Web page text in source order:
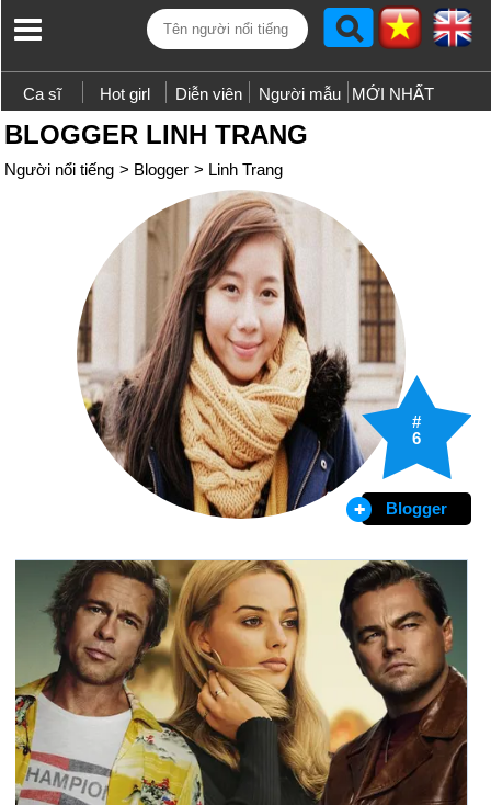
Ca sĩ Hot girl Diễn viên Người mẫu MỚI NHẤT
BLOGGER LINH TRANG
Người nổi tiếng > Blogger > Linh Trang
#
6
Blogger